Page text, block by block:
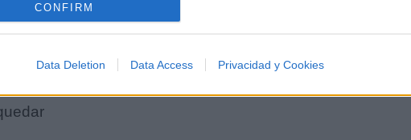
CONFIRM
Data Deletion Data Access Privacidad y Cookies
fama es por lo que trabajas
mi vida baja
quemarropa